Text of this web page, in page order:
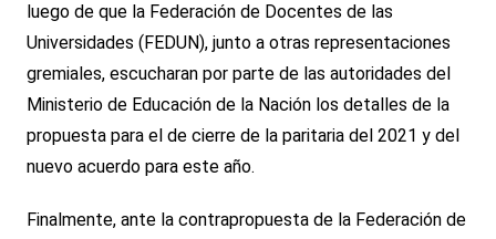
luego de que la Federación de Docentes de las
Universidades (FEDUN), junto a otras representaciones
gremiales, escucharan por parte de las autoridades del
Ministerio de Educación de la Nación los detalles de la
propuesta para el de cierre de la paritaria del 2021 y del
nuevo acuerdo para este año.
Finalmente, ante la contrapropuesta de la Federación de